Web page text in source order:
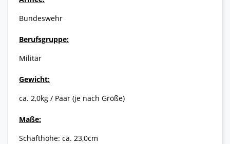
Bundeswehr
Berufsgruppe:
Militär
Gewicht:
ca. 2,0kg / Paar (je nach Größe)
Maße:
Schafthöhe: ca. 23,0cm